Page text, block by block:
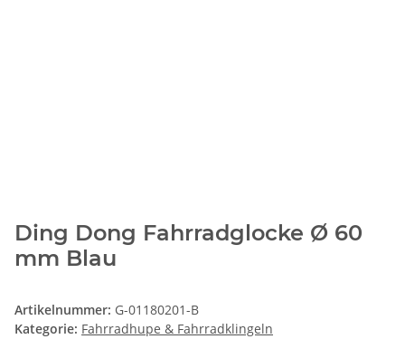
Ding Dong Fahrradglocke Ø 60
mm Blau
Artikelnummer: G-01180201-B
Kategorie: Fahrradhupe & Fahrradklingeln